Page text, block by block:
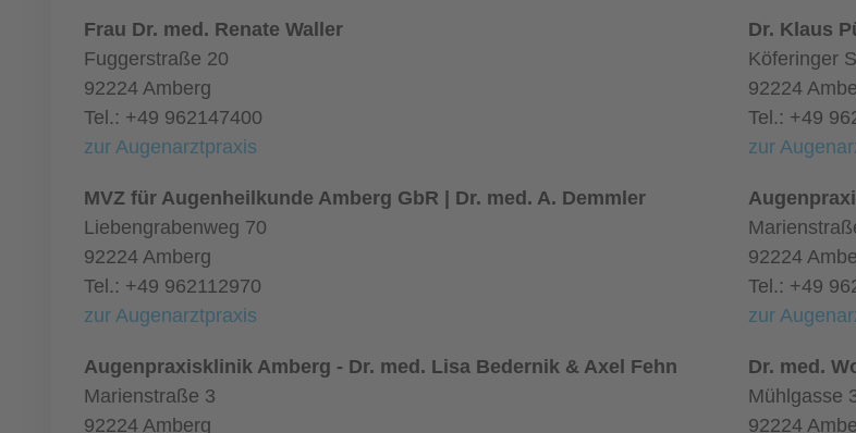
Frau Dr. med. Renate Waller
Fuggerstraße 20
92224 Amberg
Tel.: +49 962147400
zur Augenarztpraxis
Dr. Klaus
Köferinger
92224
Tel.: +49
zur
MVZ für Augenheilkunde Amberg GbR | Dr. med. A. Demmler
Liebengrabenweg 70
92224 Amberg
Tel.: +49 962112970
zur Augenarztpraxis
92224
Tel.: +49
zur
Augenpraxisklinik Amberg - Dr. med. Lisa Bedernik & Axel Fehn
Marienstraße 3
92224 Amberg
Dr. med.
Mühlgasse
92224